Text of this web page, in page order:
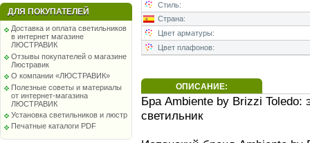
ДЛЯ ПОКУПАТЕЛЕЙ
Доставка и оплата светильников
в интернет магазине
ЛЮСТРАВИК
Отзывы покупателей о магазине
Люстравик
О компании «ЛЮСТРАВИК»
Полезные советы и материалы
от интернет-магазина
ЛЮСТРАВИК
Установка светильников и люстр
Печатные каталоги PDF
Стиль:
Страна:
Цвет арматуры:
Цвет плафонов:
ОПИСАНИЕ:
Бра Ambiente by Brizzi
светильник